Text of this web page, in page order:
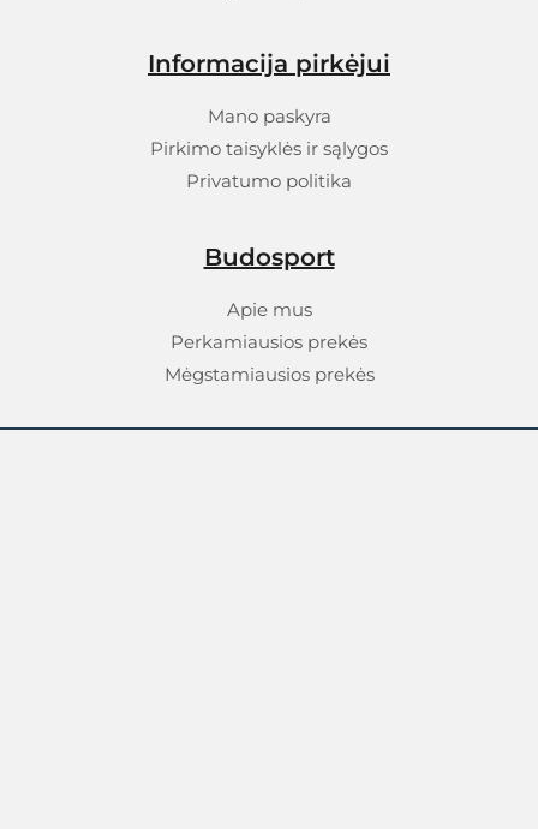
Informacija pirkėjui
Mano paskyra
Pirkimo taisyklės ir sąlygos
Privatumo politika
Budosport
Apie mus
Perkamiausios prekės
Mėgstamiausios prekės